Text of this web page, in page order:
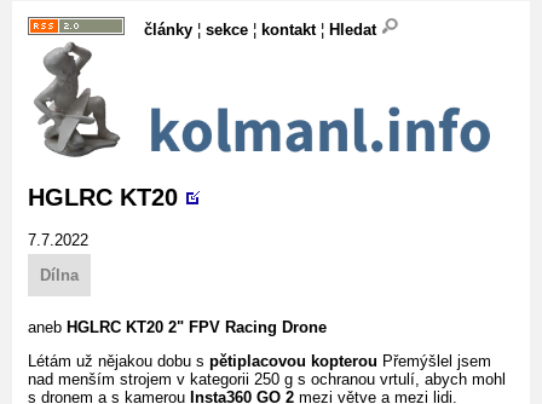
články ¦ sekce ¦ kontakt¦ Hledat
HGLRC KT20
7.7.2022
Dílna
aneb HGLRC KT20 2" FPV Racing Drone
Létám už nějakou dobu s pětiplacovou kopterou Přemýšlel jsem
nad menším strojem v kategorii 250 g s ochranou vrtulí, abych mohl
s dronem a s kamerou Insta360 GO 2 mezi větve a mezi lidi.